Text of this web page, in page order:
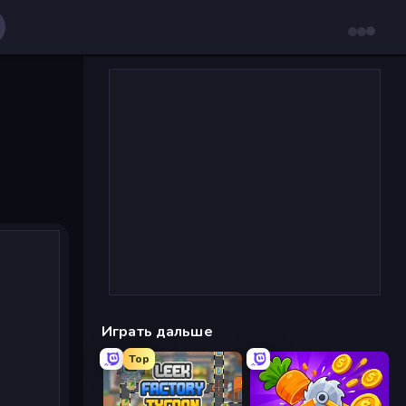
Играть дальше
Top